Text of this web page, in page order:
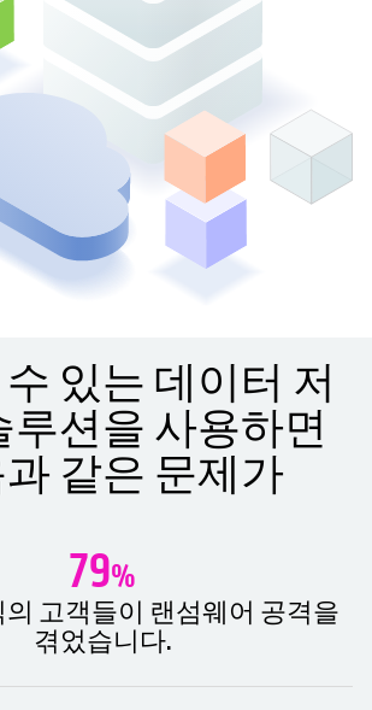
있는 데이터 저
루션을 사용하면
같은 문제가
79%
의 고객들이 랜섬웨어 공격을
겪었습니다.